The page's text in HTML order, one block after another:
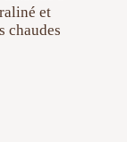
et
chaudes